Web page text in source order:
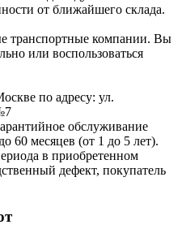
от ближайшего склада.
транспортные компании. Вы
или воспользоваться
по адресу: ул.
обслуживание
60 месяцев (от 1 до 5 лет).
в приобретенном
дефект, покупатель